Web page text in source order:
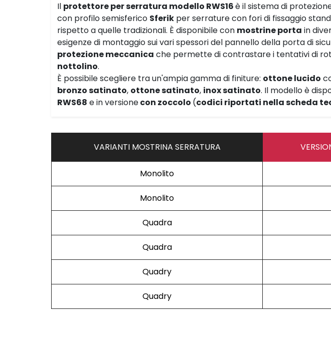
Il protettore per serratura modello RWS16è il sistema di
con profilo semisferico Sferik per serrature con fori di fissaggio
rispetto a quelle tradizionali. È disponibile con mostrine porta in
esigenze di montaggio sui vari spessori del pannello della porta di
protezione meccanica che permette di contrastare i tentativi di
nottolino.
È possibile scegliere tra un'ampia gamma di finiture: ottone lucido
bronzo satinato, ottone satinato, inox satinato. Il modello è
RWS68 e in versionecon zoccolo (codici riportati nella scheda
VARIANTI MOSTRINA SERRATURA
Monolito
Monolito
Quadra
Quadra
Quadry
Quadry